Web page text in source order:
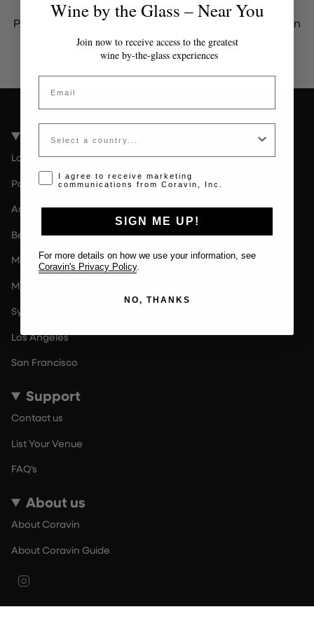
Por favor contacta al administrador para obtener un
token válido.
Coravin Guide Locations
London
Paris
Amsterdam
Berlin
Milan
Melbourne
Sydney
Los Angeles
San Francisco
Support
Contact us
List Your Venue
FAQ’s
About us
About Coravin
About Coravin Guide
Wine by the Glass – Near You
Join now to receive access to the greatest
wine by-the-glass experiences
Email
Country
Opt-in disclaimer
I agree to receive marketing
communications from Coravin, Inc.
SIGN ME UP!
For more details on how we use your information, see
Coravin's Privacy Policy
NO, THANKS